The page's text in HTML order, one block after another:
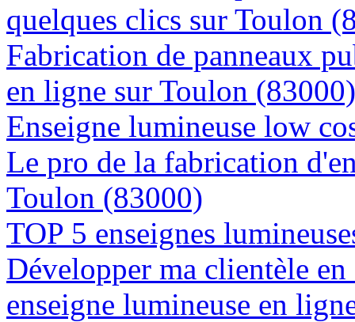
quelques clics sur Toulon
Fabrication de panneaux
en ligne sur Toulon (83000)
Enseigne lumineuse low
Le pro de la fabrication
Toulon (83000)
TOP 5 enseignes
Développer ma clientèle
enseigne lumineuse en